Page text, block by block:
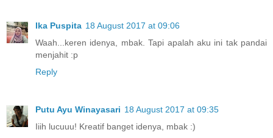
Ika Puspita 18 August 2017 at 09:06
Waah...keren idenya, mbak. Tapi apalah aku ini tak pandai
menjahit :p
Reply
Putu Ayu Winayasari 18 August 2017 at 09:35
Iiih lucuuu! Kreatif banget idenya, mbak :)